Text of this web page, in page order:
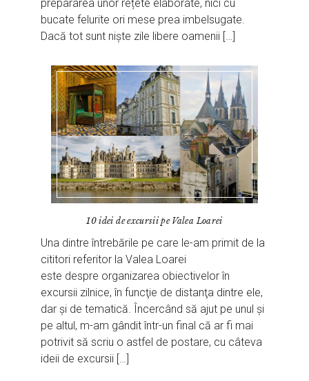
prepararea unor rețete elaborate, nici cu
bucate felurite ori mese prea imbelsugate.
Dacă tot sunt niște zile libere oamenii […]
10 idei de excursii pe Valea Loarei
Una dintre întrebările pe care le-am primit de la
cititori referitor la Valea Loarei
este despre organizarea obiectivelor în
excursii zilnice, în funcţie de distanţa dintre ele,
dar şi de tematică. Încercând să ajut pe unul şi
pe altul, m-am gândit într-un final că ar fi mai
potrivit să scriu o astfel de postare, cu câteva
ideii de excursii […]